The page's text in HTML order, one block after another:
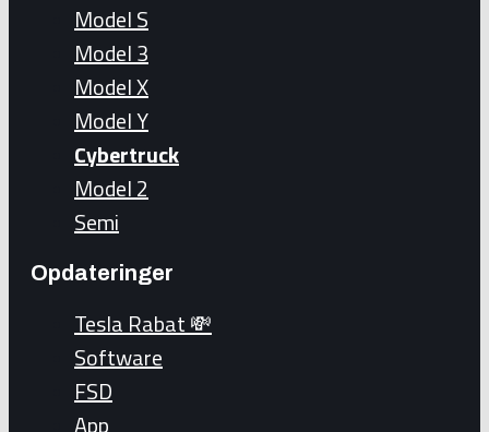
Model S
Model 3
Model X
Model Y
Cybertruck
Model 2
Semi
Opdateringer
Tesla Rabat 💸
Software
FSD
App